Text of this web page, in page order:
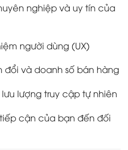
nghiệp và uy tín của
người dùng (UX)
đổi và doanh số bán hàng
lưu lượng truy cập tự nhiên
cận của bạn đến đối